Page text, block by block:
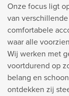
Onze focus ligt
van
comfortabele
waar alle
Wij werken met
voortdurend op
belang en
ontdekken zij